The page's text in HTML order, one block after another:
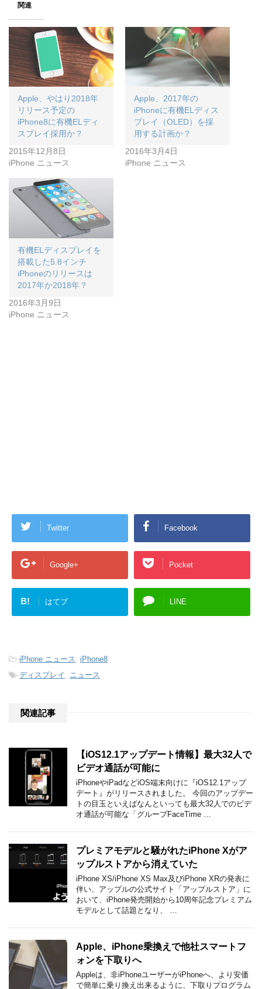
関連
Apple、やはり2018年
リリース予定の
iPhone8に有機ELディ
スプレイ採用か？
2015年12月8日
iPhone ニュース
Apple、2017年の
iPhoneに有機ELディス
プレイ（OLED）を採
用する計画か？
2016年3月4日
iPhone ニュース
有機ELディスプレイを
搭載した5.8インチ
iPhoneのリリースは
2017年か2018年？
2016年3月9日
iPhone ニュース
Twitter Facebook
Google+ Pocket
B! はてブ LINE
-iPhone ニュース
iPhone8
-ディスプレイ ニュース
関連記事
【iOS12.1アップデート情報】最大32人で
ビデオ通話が可能に
iPhoneやiPadなどiOS端末向けに『iOS12.1アップ
デート』がリリースされました。 今回のアップデー
トの目玉といえばなんといっても最大32人でのビデ
オ通話が可能な「グループFaceTime …
プレミアモデルと騒がれたiPhone Xがア
ップルストアから消えていた
iPhone XS/iPhone XS Max及びiPhone XRの発表に
伴い、アップルの公式サイト「アップルストア」に
おいて、iPhone発売開始から10周年記念プレミアム
モデルとして話題となり、 …
Apple、iPhone乗換えで他社スマートフ
ォンを下取りへ
Appleは、非iPhoneユーザーがiPhoneへ、より安価
で簡単に乗り換え出来るように、下取りプログラム